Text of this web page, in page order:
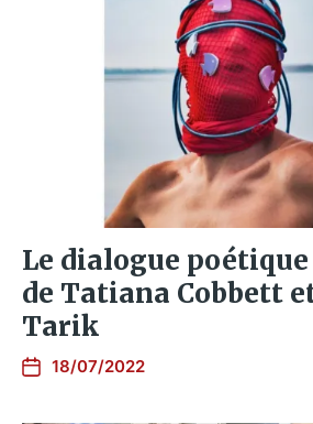
Le dialogue
de Tatiana Cobbett
Tarik
18/07/2022